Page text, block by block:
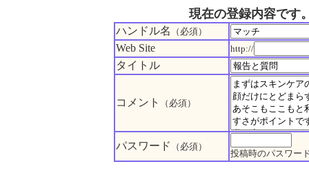
現在の登録内容です
ハンドル名 （必須）
Web Site http://
タイトル
コメント （必須）
パスワード （必須）
投稿時のパスワー